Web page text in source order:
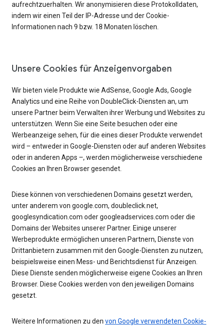
aufrechtzuerhalten. Wir anonymisieren diese Protokolldaten,
indem wir einen Teil der IP-Adresse und der Cookie-
Informationen nach 9 bzw. 18 Monaten löschen.
Unsere Cookies für Anzeigenvorgaben
Wir bieten viele Produkte wie AdSense, Google Ads, Google
Analytics und eine Reihe von DoubleClick-Diensten an, um
unsere Partner beim Verwalten ihrer Werbung und Websites zu
unterstützen. Wenn Sie eine Seite besuchen oder eine
Werbeanzeige sehen, für die eines dieser Produkte verwendet
wird – entweder in Google-Diensten oder auf anderen Websites
oder in anderen Apps –, werden möglicherweise verschiedene
Cookies an Ihren Browser gesendet.
Diese können von verschiedenen Domains gesetzt werden,
unter anderem von google.com, doubleclick.net,
googlesyndication.com oder googleadservices.com oder die
Domains der Websites unserer Partner. Einige unserer
Werbeprodukte ermöglichen unseren Partnern, Dienste von
Drittanbietern zusammen mit den Google-Diensten zu nutzen,
beispielsweise einen Mess- und Berichtsdienst für Anzeigen.
Diese Dienste senden möglicherweise eigene Cookies an Ihren
Browser. Diese Cookies werden von den jeweiligen Domains
gesetzt.
Weitere Informationen zu den von Google verwendeten Cookie-